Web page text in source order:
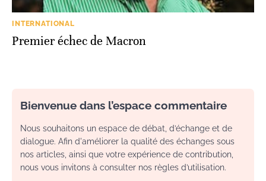
INTERNATIONAL
Premier échec de Macron
Bienvenue dans l’espace commentaire
Nous souhaitons un espace de débat, d’échange et de
dialogue. Afin d'améliorer la qualité des échanges sous
nos articles, ainsi que votre expérience de contribution,
nous vous invitons à consulter nos règles d’utilisation.